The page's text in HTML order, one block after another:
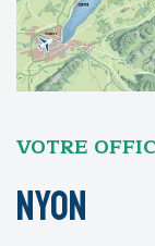
VOTRE
Nyon